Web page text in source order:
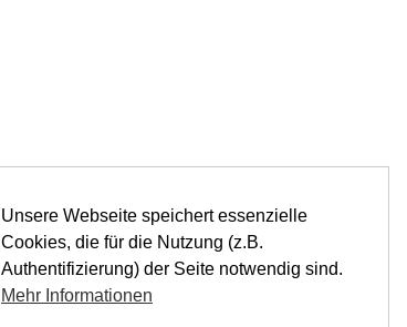
Unsere Webseite speichert essenzielle
Cookies, die für die Nutzung (z.B.
Authentifizierung) der Seite notwendig sind.
Mehr Informationen